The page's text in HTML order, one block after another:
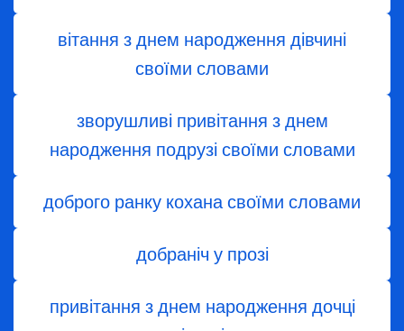
вітання з днем ​​народження дівчині
своїми словами
зворушливі привітання з днем
народження подрузі своїми словами
доброго ранку кохана своїми словами
добраніч у прозі
привітання з днем народження дочці